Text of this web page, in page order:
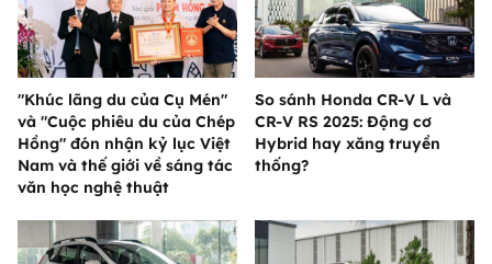
"Khúc lãng du của Cụ Mén"
và "Cuộc phiêu du của Chép
Hồng" đón nhận kỷ lục Việt
Nam và thế giới về sáng tác
văn học nghệ thuật
So sánh Honda CR-V L và
CR-V RS 2025: Động cơ
Hybrid hay xăng truyền
thống?